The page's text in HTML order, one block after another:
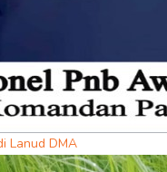
Lanud DMA